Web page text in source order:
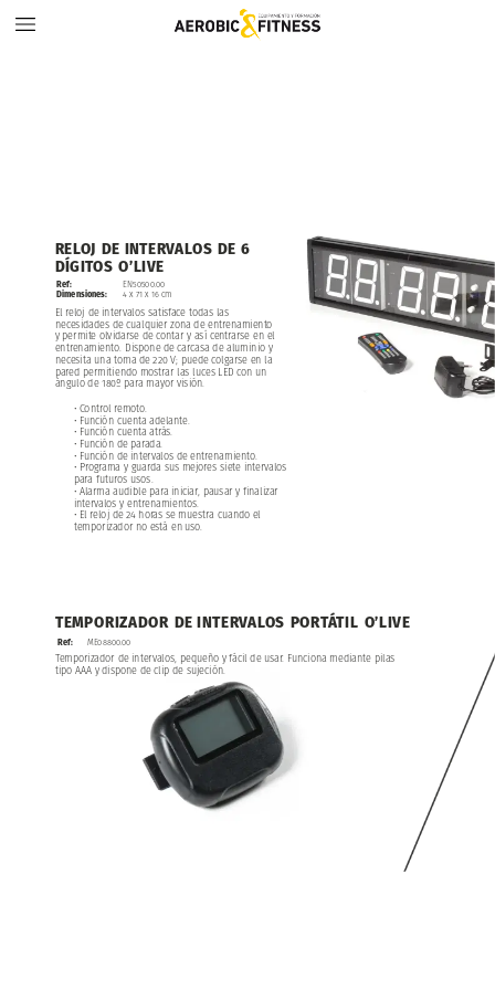
El reloj de intervalos satisface todas las
necesidades de cualquier zona de entrenamiento
y permite olvidarse de contar y así centrarse en el
entrenamiento. Dispone de carcasa de aluminio y
necesita una toma de 220 V; puede colgarse en la
pared permitiendo mostrar las luces LED con un
ángulo de 180º para mayor visión.
RELOJ DE INTERVALOS DE 6
DÍGITOS O’LIVE
Ref:
Dimensiones:
EN50500.00
4 x 71 x 16 cm
• Control remoto.
• Función cuenta adelante.
• Función cuenta atrás.
• Función de parada.
• Función de intervalos de entrenamiento.
• Programa y guarda sus mejores siete intervalos
para futuros usos.
• Alarma audible para iniciar, pausar y finalizar
intervalos y entrenamientos.
• El reloj de 24 horas se muestra cuando el
temporizador no está en uso.
Temporizador de intervalos, pequeño y fácil de usar. Funciona mediante pilas
tipo AAA y dispone de clip de sujeción.
TEMPORIZADOR DE INTERVALOS PORTÁTIL O’LIVE
Ref: ME08800.00